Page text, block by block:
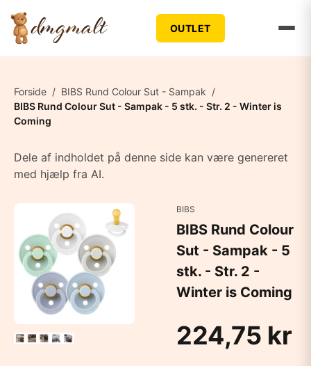
OUTLET
Forside / BIBS Rund Colour Sut - Sampak /
BIBS Rund Colour Sut - Sampak - 5 stk. - Str. 2 - Winter is
Coming
Dele af indholdet på denne side kan være genereret
med hjælp fra AI.
BIBS
BIBS Rund Colour
Sut - Sampak - 5
stk. - Str. 2 -
Winter is Coming
224,75 kr